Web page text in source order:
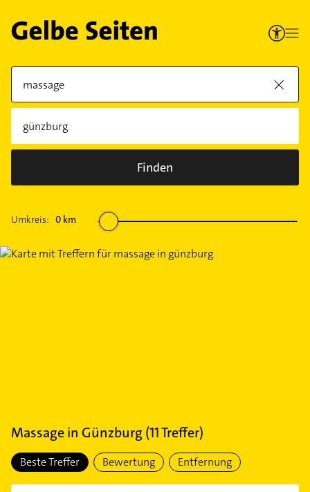
Finden
Umkreis: 0 km
Massagein Günzburg (11Treffer)
Beste Treffer Bewertung Entfernung